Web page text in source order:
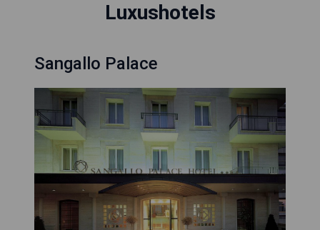
Luxushotels
Sangallo Palace